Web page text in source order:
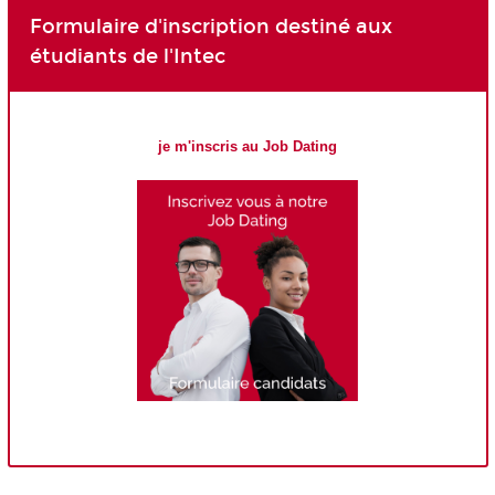
Formulaire d'inscription destiné aux
étudiants de l'Intec
je m'inscris au Job Dating